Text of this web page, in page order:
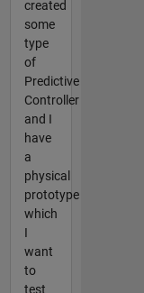
created
some
type
of
Predictive
Controller
and I
have
a
physical
prototype
which
I
want
to
test